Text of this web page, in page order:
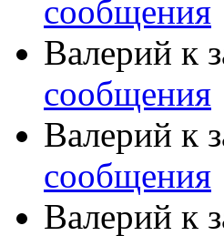
сообщения
Валерий к
сообщения
Валерий к
сообщения
Валерий к